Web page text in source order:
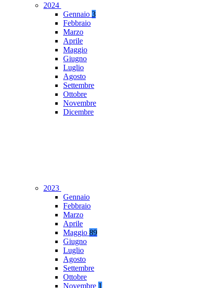
2024
Gennaio 3
Febbraio
Marzo
Aprile
Maggio
Giugno
Luglio
Agosto
Settembre
Ottobre
Novembre
Dicembre
2023
Gennaio
Febbraio
Marzo
Aprile
Maggio 89
Giugno
Luglio
Agosto
Settembre
Ottobre
Novembre 1